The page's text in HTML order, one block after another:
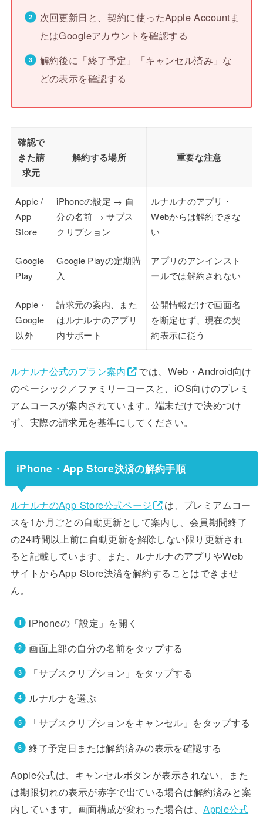
次回更新日と、契約に使ったApple Accountま
たはGoogleアカウントを確認する
解約後に「終了予定」「キャンセル済み」な
どの表示を確認する
確認で
きた請
求元
解約する場所 重要な注意
Apple /
App
Store
iPhoneの設定 → 自
分の名前 → サブス
クリプション
ルナルナのアプリ・
Webからは解約できな
い
Google
Play
Google Playの定期購
入
アプリのアンインスト
ールでは解約されない
Apple・
Google
以外
請求元の案内、また
はルナルナのアプリ
内サポート
公開情報だけで画面名
を断定せず、現在の契
約表示に従う
ルナルナ公式のプラン案内
では、Web・Android向け
のベーシック／ファミリーコースと、iOS向けのプレミ
アムコースが案内されています。端末だけで決めつけ
ず、実際の請求元を基準にしてください。
iPhone・App Store決済の解約手順
ルナルナのApp Store公式ページ
は、プレミアムコー
スを1か月ごとの自動更新として案内し、会員期間終了
の24時間以上前に自動更新を解除しない限り更新され
ると記載しています。また、ルナルナのアプリやWeb
サイトからApp Store決済を解約することはできませ
ん。
iPhoneの「設定」を開く
画面上部の自分の名前をタップする
「サブスクリプション」をタップする
ルナルナを選ぶ
「サブスクリプションをキャンセル」をタップする
終了予定日または解約済みの表示を確認する
Apple公式は、キャンセルボタンが表示されない、また
は期限切れの表示が赤字で出ている場合は解約済みと案
内しています。画面構成が変わった場合は、Apple公式